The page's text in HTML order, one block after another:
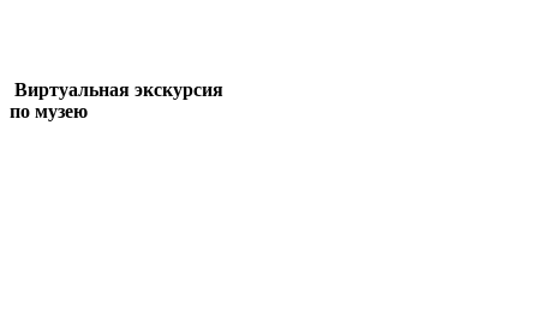
Виртуальная экскурсия
по музею